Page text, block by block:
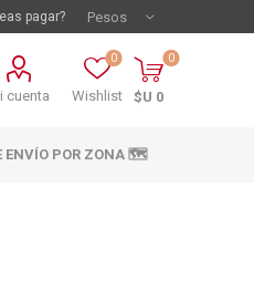
pagar?
cuenta Wishlist
0 0
$U 0
ENVÍO POR ZONA 🗺️